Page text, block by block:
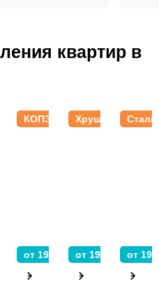
квартир в
₽
КОПЭ
от 19 000 ₽
Хрущевки
от 19 840 ₽от 19